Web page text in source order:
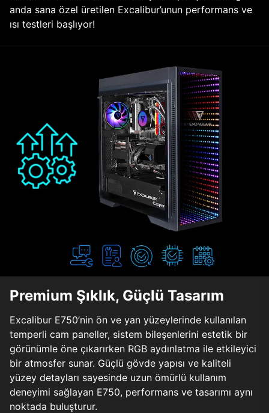
anda sana özel üretilen Excalibur’unun performans ve
ısı testleri başlıyor!
Premium Şıklık, Güçlü Tasarım
Excalibur E750’nin ön ve yan yüzeylerinde kullanılan
temperli cam paneller, sistem bileşenlerini estetik bir
görünümle öne çıkarırken RGB aydınlatma ile etkileyici
bir atmosfer sunar. Güçlü gövde yapısı ve kaliteli
yüzey detayları sayesinde uzun ömürlü kullanım
deneyimi sağlayan E750, performans ve tasarımı aynı
noktada buluşturur.